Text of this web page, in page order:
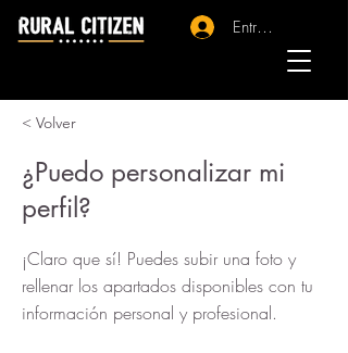
Entrar - Registro
< Volver
¿Puedo personalizar mi
perfil?
¡Claro que sí! Puedes subir una foto y
rellenar los apartados disponibles con tu
información personal y profesional.